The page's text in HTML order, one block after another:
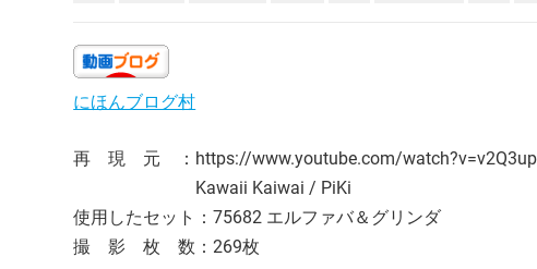
にほんブログ村
再 現 元 ：https://www.youtube.com/
Kawaii Kaiwai / PiKi
使用したセット：75682 エルファバ＆グリンダ
撮 影 枚 数：269枚